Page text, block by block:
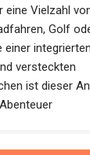
eine Vielzahl
Golf
einer
versteckten
ist dieser